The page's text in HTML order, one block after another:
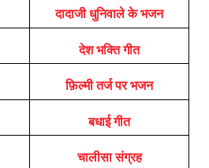
दादाजी धुनिवाले के भजन
देश भक्ति गीत
फ़िल्मी तर्ज पर भजन
बधाई गीत
चालीसा संग्रह